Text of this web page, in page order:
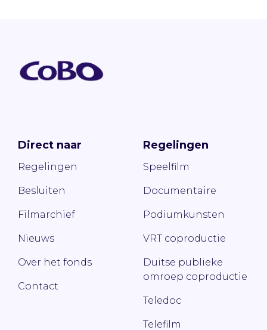
Direct naar
Regelingen
Besluiten
Filmarchief
Nieuws
Over het fonds
Contact
Regelingen
Speelfilm
Documentaire
Podiumkunsten
VRT coproductie
Duitse publieke
omroep coproductie
Teledoc
Telefilm